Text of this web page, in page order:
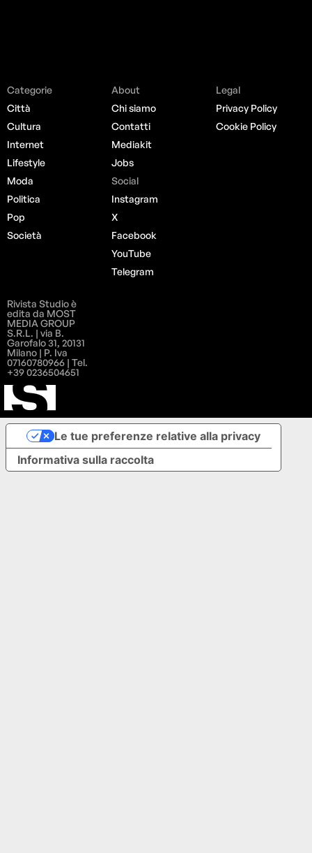
Categorie
Città
Cultura
Internet
Lifestyle
Moda
Politica
Pop
Società
About
Chi siamo
Contatti
Mediakit
Jobs
Social
Instagram
X
Facebook
YouTube
Telegram
Legal
Privacy Policy
Cookie Policy
Rivista Studio è
edita da MOST
MEDIA GROUP
S.R.L. | via B.
Garofalo 31, 20131
Milano | P. Iva
07160780966 | Tel.
+39 0236504651
Informativa sulla raccolta
Le tue preferenze relative alla privacy